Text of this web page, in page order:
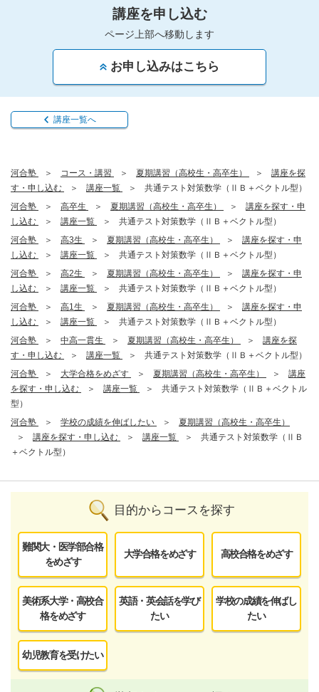
講座を申し込む
ページ上部へ移動します
お申し込みはこちら
講座一覧へ
河合塾 コース・講習 夏期講習（高校生・高卒生）
講座を探
す・申し込む
講座一覧
共通テスト対策数学（ⅡＢ＋ベクトル型）
河合塾
高卒生 夏期講習（高校生・高卒生）
講座を探す・申
し込む
講座一覧
共通テスト対策数学（ⅡＢ＋ベクトル型）
河合塾
高3生 夏期講習（高校生・高卒生）
講座を探す・申
し込む
講座一覧
共通テスト対策数学（ⅡＢ＋ベクトル型）
河合塾
高2生 夏期講習（高校生・高卒生）
講座を探す・申
し込む
講座一覧
共通テスト対策数学（ⅡＢ＋ベクトル型）
河合塾
高1生 夏期講習（高校生・高卒生）
講座を探す・申
し込む
講座一覧
共通テスト対策数学（ⅡＢ＋ベクトル型）
河合塾
中高一貫生 夏期講習（高校生・高卒生）
講座を探
す・申し込む
講座一覧
共通テスト対策数学（ⅡＢ＋ベクトル型）
河合塾
大学合格をめざす 夏期講習（高校生・高卒生）
講座
を探す・申し込む
講座一覧
共通テスト対策数学（ⅡＢ＋ベクトル
型）
河合塾
学校の成績を伸ばしたい
夏期講習（高校生・高卒生）
講座を探す・申し込む
講座一覧
共通テスト対策数学（ⅡＢ
＋ベクトル型）
目的からコースを探す
難関大・医学部合格
をめざす
大学合格をめざす 高校合格をめざす
美術系大学・高校合
格をめざす
英語・英会話を学び
たい
学校の成績を伸ばし
たい
幼児教育を受けたい